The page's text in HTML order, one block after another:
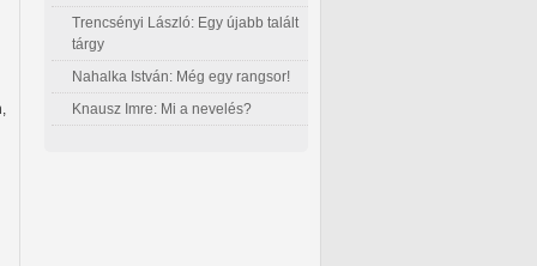
Trencsényi László: Egy újabb talált
tárgy
Nahalka István: Még egy rangsor!
Knausz Imre: Mi a nevelés?